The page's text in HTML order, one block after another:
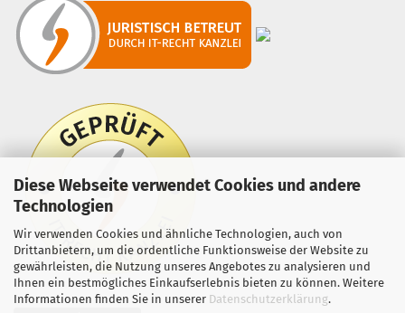
Diese Webseite verwendet Cookies und andere
Technologien
Wir verwenden Cookies und ähnliche Technologien, auch von
Drittanbietern, um die ordentliche Funktionsweise der Website zu
gewährleisten, die Nutzung unseres Angebotes zu analysieren und
Ihnen ein bestmögliches Einkaufserlebnis bieten zu können. Weitere
Informationen finden Sie in unserer Datenschutzerklärung.